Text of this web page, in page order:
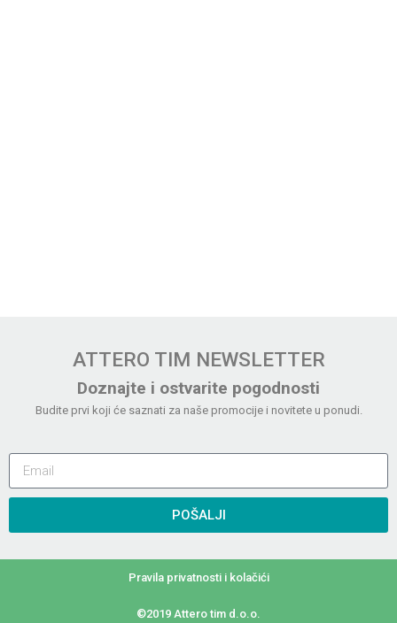
ATTERO TIM NEWSLETTER
Doznajte i ostvarite pogodnosti
Budite prvi koji će saznati za naše promocije i novitete u ponudi.
POŠALJI
Pravila privatnosti i kolačići
©2019 Attero tim d.o.o.